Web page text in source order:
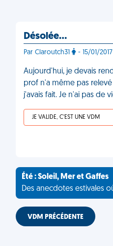
Désolée…
Par Claroutch31 - 15/01/
Aujourd'hui, je devais
prof n'a même pas
j'avais fait. Je n'ai pas de
JE VALIDE, C'EST UNE VDM
Été : Soleil, Mer et Gaffes
Des anecdotes estivales
VDM PRÉCÉDENTE